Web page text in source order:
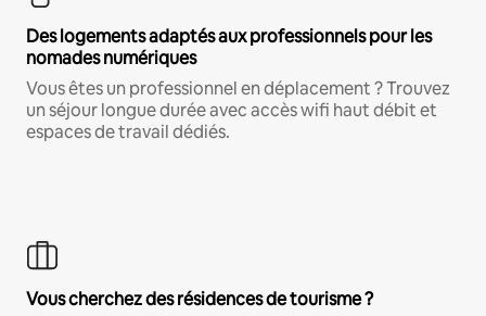
Des logements adaptés aux professionnels pour les
nomades numériques
Vous êtes un professionnel en déplacement ? Trouvez
un séjour longue durée avec accès wifi haut débit et
espaces de travail dédiés.
Vous cherchez des résidences de tourisme ?